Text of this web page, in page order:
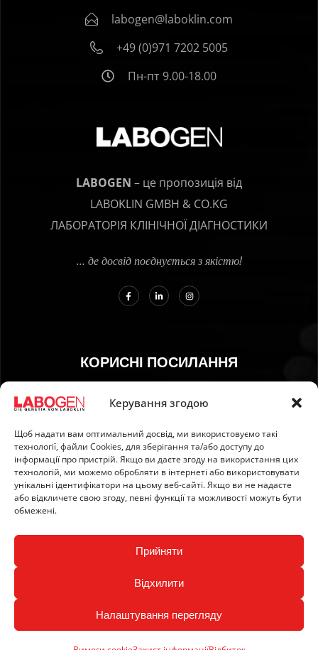
Керування згодою
Щоб надати вам оптимальний досвід, ми використовуємо такі
технології, файли Сookies, для зберігання та/або доступу до
інформації про пристрій. Якщо ви даєте згоду на використання цих
технологій, ми можемо обробляти в інтернеті або використовувати
унікальні ідентифікатори на цьому веб-сайті. Якщо ви не надасте
або відкличете свою згоду, певні функції та можливості можуть бути
обмежені.
Прийняти
Відхилити
Налаштування перегляду
labogen@laboklin.com
+49 (0)971 7202 5005
Пн-пт 9.00-18.00
LABOGEN – це пропозиція від
LABOKLIN GMBH & CO.KG
ЛАБОРАТОРІЯ КЛІНІЧНОЇ ДІАГНОСТИКИ
… де досвід поєднується з якістю!
КОРИСНІ ПОСИЛАННЯ
01. Інструкція з відбору зразків
03. Відбиток
04. Захист інформації
05. Загальні умови
06. Політика ануляції
Copyright © 2024 LABOGEN by LABOKLIN. All Rights
Reserved.